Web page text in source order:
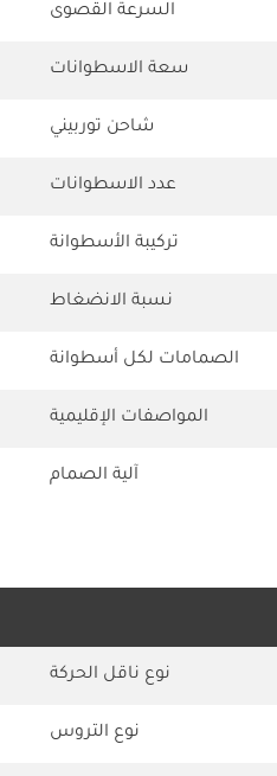
السرعة القصوى
سعة الاسطوانات
شاحن توربيني
عدد الاسطوانات
تركيبة الأسطوانة
نسبة الانضغاط
الصمامات لكل أسطوانة
المواصفات الإقليمية
آلية الصمام
نوع ناقل الحركة
نوع التروس